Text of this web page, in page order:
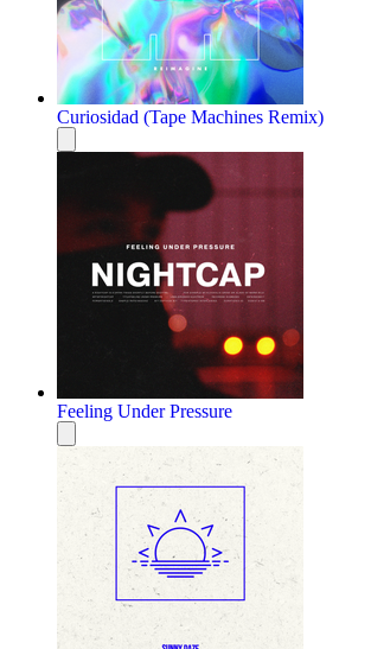
Curiosidad (Tape Machines Remix)
Feeling Under Pressure